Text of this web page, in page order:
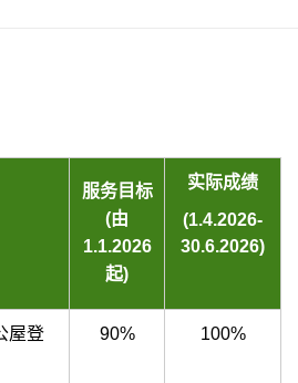
服务目标
(由
1.1.2026
起)
实际成绩
(1.4.2026-
30.6.2026)
屋登
90% 100%